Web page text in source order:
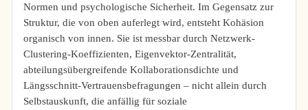
Normen und psychologische Sicherheit. Im Gegensatz zur
Struktur, die von oben auferlegt wird, entsteht Kohäsion
organisch von innen. Sie ist messbar durch Netzwerk-
Clustering-Koeffizienten, Eigenvektor-Zentralität,
abteilungsübergreifende Kollaborationsdichte und
Längsschnitt-Vertrauensbefragungen – nicht allein durch
Selbstauskunft, die anfällig für soziale